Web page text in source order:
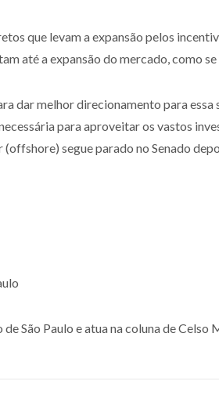
que levam a expansão pelos
até a expansão do mercado, como
dar melhor direcionamento para
para aproveitar os vastos
segue parado no Senado
São Paulo e atua na coluna de Celso